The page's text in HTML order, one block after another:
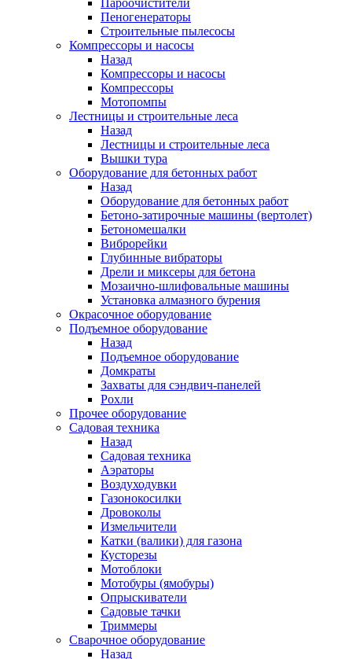
Пароочистители
Пеногенераторы
Строительные пылесосы
Компрессоры и насосы
Назад
Компрессоры и насосы
Компрессоры
Мотопомпы
Лестницы и строительные леса
Назад
Лестницы и строительные леса
Вышки тура
Оборудование для бетонных работ
Назад
Оборудование для бетонных работ
Бетоно-затирочные машины (вертолет)
Бетономешалки
Виброрейки
Глубинные вибраторы
Дрели и миксеры для бетона
Мозаично-шлифовальные машины
Установка алмазного бурения
Окрасочное оборудование
Подъемное оборудование
Назад
Подъемное оборудование
Домкраты
Захваты для сэндвич-панелей
Рохли
Прочее оборудование
Садовая техника
Назад
Садовая техника
Аэраторы
Воздуходувки
Газонокосилки
Дровоколы
Измельчители
Катки (валики) для газона
Кусторезы
Мотоблоки
Мотобуры (ямобуры)
Опрыскиватели
Садовые тачки
Триммеры
Сварочное оборудование
Назад